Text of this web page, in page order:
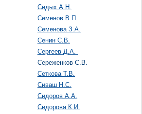
Седых А.Н.
Семенов В.П.
Семенова З.А.
Сенин С.В.
Сергеев Д.А.
Сереженков С.В.
Сеткова Т.В.
Сиваш Н.С.
Сидоров А.А.
Сидорова К.И.